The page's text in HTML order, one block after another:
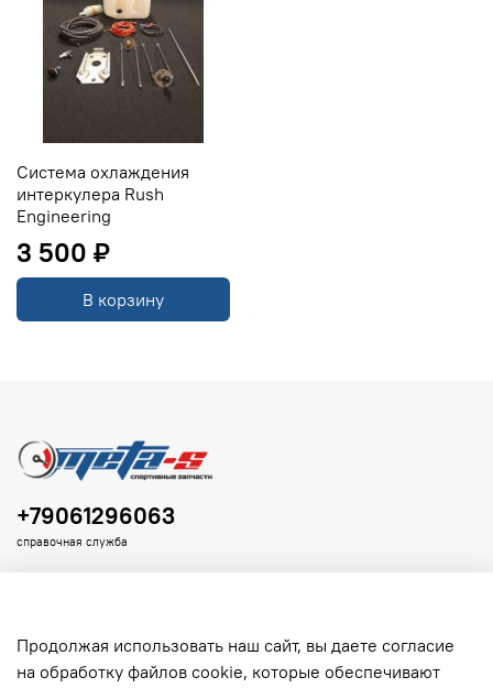
Система охлаждения
интеркулера Rush
Engineering
3 500 ₽
В корзину
+79061296063
справочная служба
Продолжая использовать наш сайт, вы даете согласие
на обработку файлов cookie, которые обеспечивают